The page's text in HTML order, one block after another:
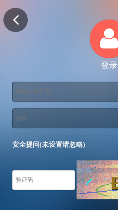
登录
安全提问(未设置请忽略)